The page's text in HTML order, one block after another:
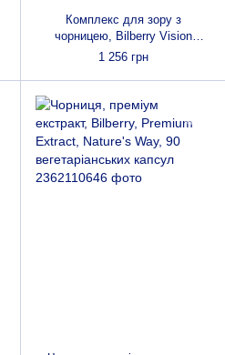
Комплекс для зору з
чорницею, Bilberry Vision
Complex, Nature's Answer, 60
1 256 грн